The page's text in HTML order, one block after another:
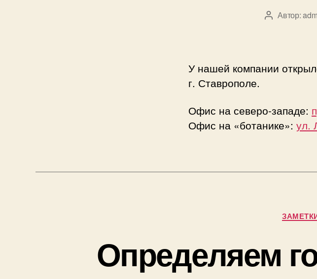
Автор
Автор:
У нашей компании
г. Ставрополе.
Офис на северо-западе:
Офис на «ботанике»: ул.
Определяем